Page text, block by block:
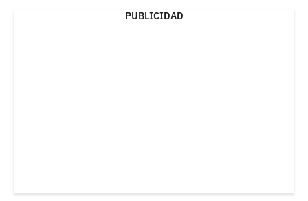
PUBLICIDAD